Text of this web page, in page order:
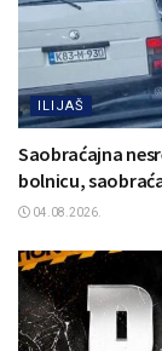
ILIJAŠ
Saobraćajna
bolnicu,
04.08.2026.